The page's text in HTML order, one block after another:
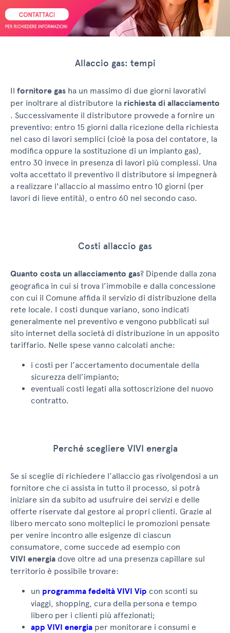
Allaccio gas: tempi
Il fornitore gas ha un massimo di due giorni lavorativi
per inoltrare al distributore la richiesta di allacciamento
. Successivamente il distributore provvede a fornire un
preventivo: entro 15 giorni dalla ricezione della richiesta
nel caso di lavori semplici (cioè la posa del contatore, la
modifica oppure la sostituzione di un impianto gas),
entro 30 invece in presenza di lavori più complessi. Una
volta accettato il preventivo il distributore si impegnerà
a realizzare l'allaccio al massimo entro 10 giorni (per
lavori di lieve entità), o entro 60 nel secondo caso.
Costi allaccio gas
Quanto costa un allacciamento gas? Dipende dalla zona
geografica in cui si trova l’immobile e dalla concessione
con cui il Comune affida il servizio di distribuzione della
rete locale. I costi dunque variano, sono indicati
generalmente nel preventivo e vengono pubblicati sul
sito internet della società di distribuzione in un apposito
tariffario. Nelle spese vanno calcolati anche:
i costi per l’accertamento documentale della
sicurezza dell’impianto;
eventuali costi legati alla sottoscrizione del nuovo
contratto.
Perché scegliere VIVI energia
Se si sceglie di richiedere l’allaccio gas rivolgendosi a un
fornitore che ci assista in tutto il processo, si potrà
iniziare sin da subito ad usufruire dei servizi e delle
offerte riservate dal gestore ai propri clienti. Grazie al
libero mercato sono molteplici le promozioni pensate
per venire incontro alle esigenze di ciascun
consumatore, come succede ad esempio con
VIVI energia dove oltre ad una presenza capillare sul
territorio è possibile trovare:
un programma fedeltà VIVI Vip con sconti su
viaggi, shopping, cura della persona e tempo
libero per i clienti più affezionati;
app VIVI energia per monitorare i consumi e